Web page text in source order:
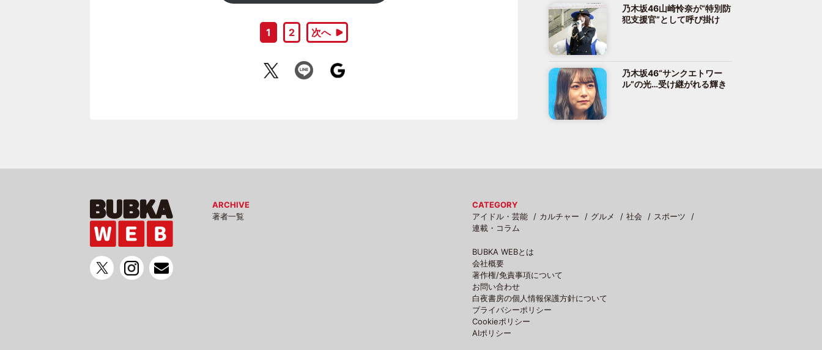
1 2 次へ
乃木坂46山崎怜奈が“特別防
犯支援官”として呼び掛け
乃木坂46“サンクエトワー
ル”の光…受け継がれる輝き
ARCHIVE
著者一覧
CATEGORY
アイドル・芸能
カルチャー グルメ 社会
スポーツ
連載・コラム
BUBKA WEBとは
会社概要
著作権/免責事項について
お問い合わせ
白夜書房の個人情報保護方針について
プライバシーポリシー
Cookieポリシー
AIポリシー